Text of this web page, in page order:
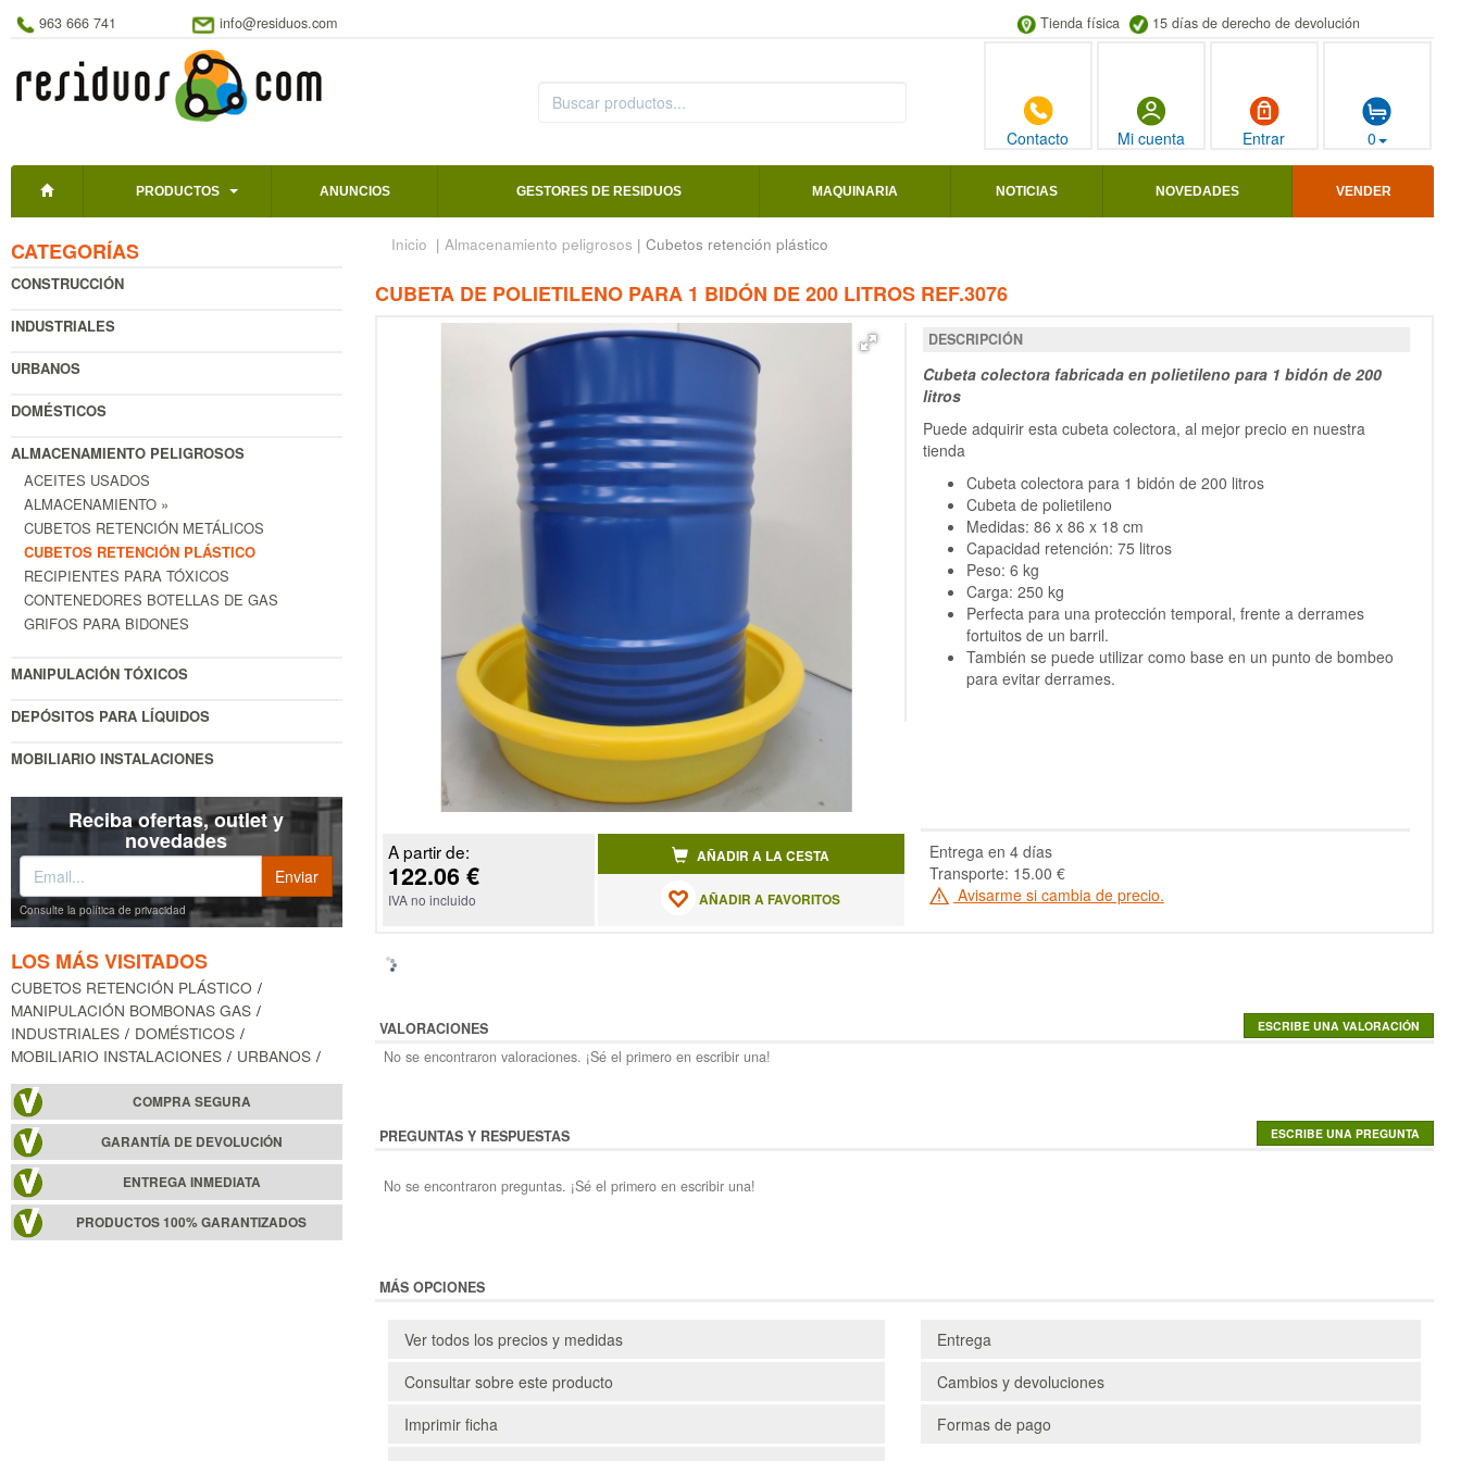
963 666 741 info@residuos.com Tienda física 15 días de derecho de devolución
Contacto Mi cuenta Entrar 0
PRODUCTOS ANUNCIOS GESTORES DE RESIDUOS MAQUINARIA NOTICIAS NOVEDADES VENDER
CATEGORÍAS
CONSTRUCCIÓN
INDUSTRIALES
URBANOS
DOMÉSTICOS
ALMACENAMIENTO PELIGROSOS
ACEITES USADOS
ALMACENAMIENTO »
CUBETOS RETENCIÓN METÁLICOS
CUBETOS RETENCIÓN PLÁSTICO
RECIPIENTES PARA TÓXICOS
CONTENEDORES BOTELLAS DE GAS
GRIFOS PARA BIDONES
MANIPULACIÓN TÓXICOS
DEPÓSITOS PARA LÍQUIDOS
MOBILIARIO INSTALACIONES
Reciba ofertas, outlet y
novedades
Consulte la política de privacidad
LOS MÁS VISITADOS
CUBETOS RETENCIÓN PLÁSTICO
MANIPULACIÓN BOMBONAS GAS
INDUSTRIALES
DOMÉSTICOS
MOBILIARIO INSTALACIONES
URBANOS
COMPRA SEGURA
GARANTÍA DE DEVOLUCIÓN
ENTREGA INMEDIATA
PRODUCTOS 100% GARANTIZADOS
Inicio | Almacenamiento peligrosos | Cubetos retención plástico
CUBETA DE POLIETILENO PARA 1 BIDÓN DE 200 LITROS REF.3076
DESCRIPCIÓN
Cubeta colectora fabricada en polietileno para 1 bidón de 200
litros
Puede adquirir esta cubeta colectora, al mejor precio en nuestra
tienda
Cubeta colectora para 1 bidón de 200 litros
Cubeta de polietileno
Medidas: 86 x 86 x 18 cm
Capacidad retención: 75 litros
Peso: 6 kg
Carga: 250 kg
Perfecta para una protección temporal, frente a derrames
fortuitos de un barril.
También se puede utilizar como base en un punto de bombeo
para evitar derrames.
A partir de:
122.06 €
IVA no incluido
AÑADIR A LA CESTA
AÑADIR A FAVORITOS
Entrega en 4 días
Transporte: 15.00 €
Avisarme si cambia de precio.
VALORACIONES
No se encontraron valoraciones. ¡Sé el primero en escribir una!
PREGUNTAS Y RESPUESTAS
No se encontraron preguntas. ¡Sé el primero en escribir una!
MÁS OPCIONES
Ver todos los precios y medidas
Consultar sobre este producto
Imprimir ficha
Entrega
Cambios y devoluciones
Formas de pago